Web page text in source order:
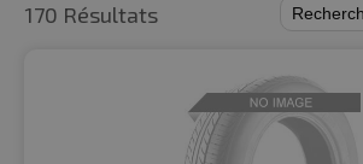
170 Résultats